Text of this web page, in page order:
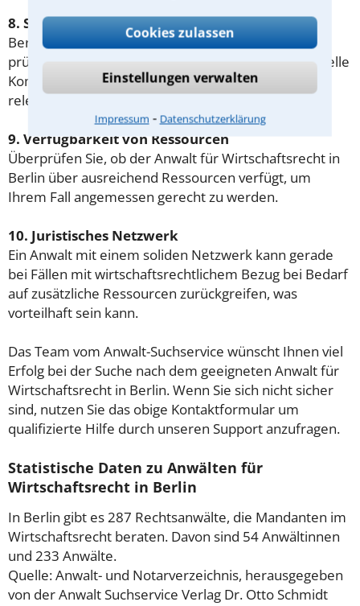
Cookies zulassen
Einstellungen verwalten
Impressum ⁃ Datenschutzerklärung
8. Standort und Erreichbarkeit
Berücksichtigen Sie den Standort des Anwalts und
prüfen Sie, ob dieser für Sie gut erreichbar ist. Virtuelle
Kommunikationsmöglichkeiten können ebenfalls
relevant sein.
9. Verfügbarkeit von Ressourcen
Überprüfen Sie, ob der Anwalt für Wirtschaftsrecht in
Berlin über ausreichend Ressourcen verfügt, um
Ihrem Fall angemessen gerecht zu werden.
10. Juristisches Netzwerk
Ein Anwalt mit einem soliden Netzwerk kann gerade
bei Fällen mit wirtschaftsrechtlichem Bezug bei Bedarf
auf zusätzliche Ressourcen zurückgreifen, was
vorteilhaft sein kann.
Das Team vom Anwalt-Suchservice wünscht Ihnen viel
Erfolg bei der Suche nach dem geeigneten Anwalt für
Wirtschaftsrecht in Berlin. Wenn Sie sich nicht sicher
sind, nutzen Sie das obige Kontaktformular um
qualifizierte Hilfe durch unseren Support anzufragen.
Statistische Daten zu Anwälten für
Wirtschaftsrecht in Berlin
In Berlin gibt es 287 Rechtsanwälte, die Mandanten im
Wirtschaftsrecht beraten. Davon sind 54 Anwältinnen
und 233 Anwälte.
Quelle: Anwalt- und Notarverzeichnis, herausgegeben
von der Anwalt Suchservice Verlag Dr. Otto Schmidt